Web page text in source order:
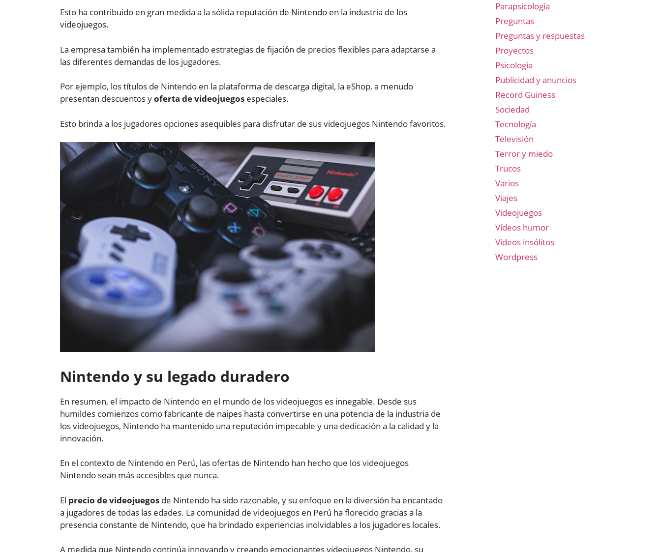
Esto ha contribuido en gran medida a la sólida reputación de Nintendo en la industria de los
videojuegos.
La empresa también ha implementado estrategias de fijación de precios flexibles para adaptarse a
las diferentes demandas de los jugadores.
Por ejemplo, los títulos de Nintendo en la plataforma de descarga digital, la eShop, a menudo
presentan descuentos yoferta de videojuegos especiales.
Esto brinda a los jugadores opciones asequibles para disfrutar de sus videojuegos Nintendo favoritos.
Nintendo y su legado duradero
En resumen, el impacto de Nintendo en el mundo de los videojuegos es innegable. Desde sus
humildes comienzos como fabricante de naipes hasta convertirse en una potencia de la industria de
los videojuegos, Nintendo ha mantenido una reputación impecable y una dedicación a la calidad y la
innovación.
En el contexto de Nintendo en Perú, las ofertas de Nintendo han hecho que los videojuegos
Nintendo sean más accesibles que nunca.
El precio de videojuegos de Nintendo ha sido razonable, y su enfoque en la diversión ha encantado
a jugadores de todas las edades. La comunidad de videojuegos en Perú ha florecido gracias a la
presencia constante de Nintendo, que ha brindado experiencias inolvidables a los jugadores locales.
A medida que Nintendo continúa innovando y creando emocionantes videojuegos Nintendo, su
Parapsicología
Preguntas
Preguntas y respuestas
Proyectos
Psicología
Publicidad y anuncios
Record Guiness
Sociedad
Tecnología
Televisión
Terror y miedo
Trucos
Varios
Viajes
Videojuegos
Vídeos humor
Vídeos insólitos
Wordpress